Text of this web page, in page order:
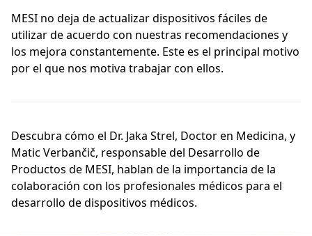
MESI no deja de actualizar dispositivos fáciles de
utilizar de acuerdo con nuestras recomendaciones y
los mejora constantemente. Este es el principal motivo
por el que nos motiva trabajar con ellos.
Descubra cómo el Dr. Jaka Strel, Doctor en Medicina, y
Matic Verbančič, responsable del Desarrollo de
Productos de MESI, hablan de la importancia de la
colaboración con los profesionales médicos para el
desarrollo de dispositivos médicos.